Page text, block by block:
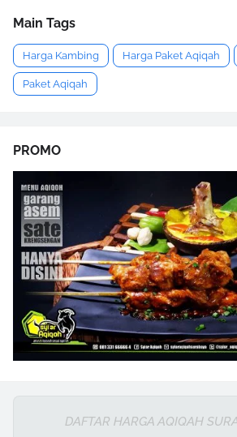
Main Tags
Harga Kambing Harga Paket Aqiqah
Paket Aqiqah
PROMO
DAFTAR HARGA AQIQAH